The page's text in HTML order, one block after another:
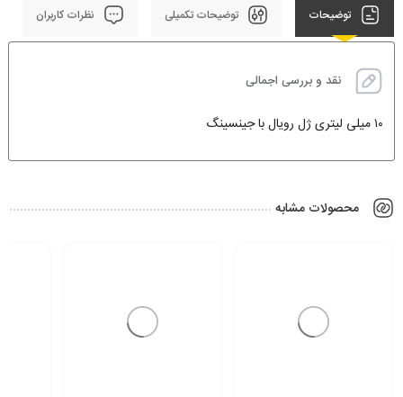
توضیحات توضیحات تکمیلی نظرات کاربران
نقد و بررسی اجمالی
۱۰ میلی لیتری ژل رویال با جینسینگ
محصولات مشابه